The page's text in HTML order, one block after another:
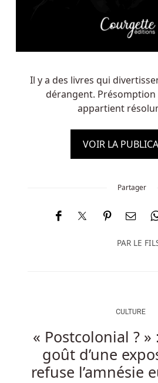
Il y a des livres qui
dérangent.
appartient
VOIR LA
Partager
PAR LE
CULTURE
« Postcolonial ?
goût d’une
refuse l’amnésie